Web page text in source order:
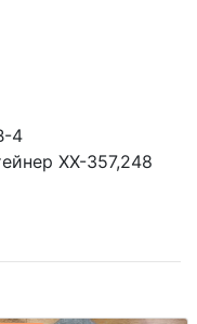
4
XX-357,248